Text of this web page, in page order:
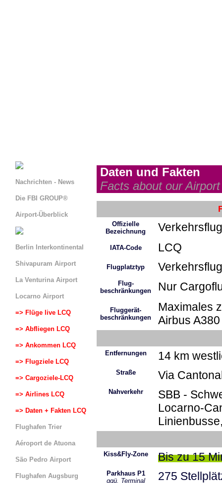
Nachrichten - News
Die FBI GROUP®
Airport-Überblick
Berlin Interkontinental
Shivapuram Airport
La Venturina Airport
Locarno Airport
=> Flüge live LCQ
=> Abfliegen LCQ
=> Ankommen LCQ
=> Flugziele LCQ
=> Cargoziele-LCQ
=> Airlines LCQ
=> Daten + Fakten LCQ
Flughafen Trier
Aéroport de Atuona
São Pedro Airport
Flughafen Augsburg
Daten und Fakten
Facts about our Airport
Offizielle
Bezeichnung
IATA-Code LCQ
Flugplatztyp
Flug-
beschränkungen
Nur
Fluggerät-
beschränkungen
Maximales
Airbus
Entfernungen 14 km
Straße Via
Nahverkehr
SBB -
Locarno-
Kiss&Fly-Zone Bis zu 15
Parkhaus P1
ggü. Terminal
275